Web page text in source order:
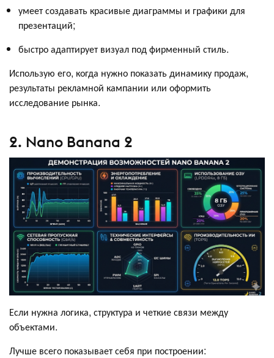
умеет создавать красивые диаграммы и графики для
презентаций;
быстро адаптирует визуал под фирменный стиль.
Использую его, когда нужно показать динамику продаж,
результаты рекламной кампании или оформить
исследование рынка.
2. Nano Banana 2
Если нужна логика, структура и четкие связи между
объектами.
Лучше всего показывает себя при построении: